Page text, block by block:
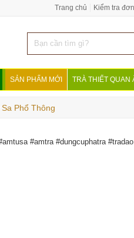
Trang chủ Kiểm tra
SẢN PHẨM MỚI TRÀ THIẾT QUAN
Phổ Thông
#amtra #dungcuphatra #tradao